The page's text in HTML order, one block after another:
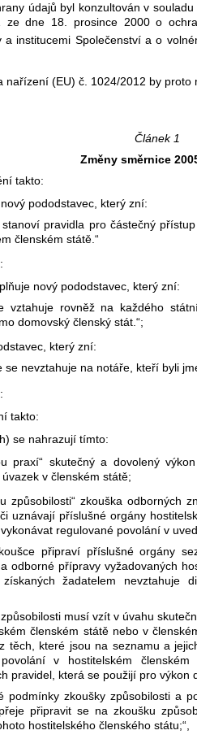
údajů byl konzultován v
ze dne 18. prosince 2000 o
a institucemi Společenství a o
nařízení (EU) č. 1024/2012 by
Článek 1
Změny směrnice
takto:
pododstavec, který zní:
stanoví pravidla pro částečný
členském státě.“
nový pododstavec, který zní:
vztahuje rovněž na každého
domovský členský stát.“;
který zní:
se nevztahuje na notáře, kteří byli
takto:
se nahrazují tímto:
praxí“ skutečný a dovolený
v členském státě;
způsobilosti“ zkouška odborných
uznávají příslušné orgány
regulované povolání v
připraví příslušné orgány
odborné přípravy vyžadovaných
získaných žadatelem nevztahuje
musí vzít v úvahu
členském státě nebo v
těch, které jsou na seznamu a
v hostitelském
pravidel, která se použijí pro výkon
podmínky zkoušky způsobilosti a
připravit se na zkoušku
hostitelského členského státu;“,